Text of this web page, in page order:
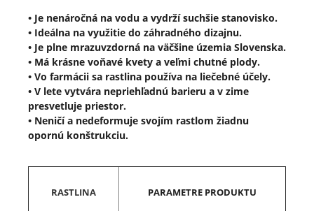
• Je nenáročná na vodu a vydrží suchšie stanovisko.
• Ideálna na využitie do záhradného dizajnu.
• Je plne mrazuvzdorná na väčšine územia Slovenska.
• Má krásne voňavé kvety a veľmi chutné plody.
• Vo farmácii sa rastlina používa na liečebné účely.
• V lete vytvára nepriehľadnú barieru a v zime
presvetluje priestor.
• Neničí a nedeformuje svojím rastlom žiadnu
opornú konštrukciu.
RASTLINA PARAMETRE PRODUKTU